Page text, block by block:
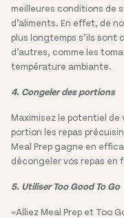
meilleures conditions de
d’aliments. En effet, de
plus longtemps s’ils
d’autres, comme les
température ambiante.
4. Congeler des portions
Maximisez le potentiel
portion les repas
Meal Prep gagne en
décongeler vos repas en
5. Utiliser Too Good To Go
«Alliez Meal Prep et Too